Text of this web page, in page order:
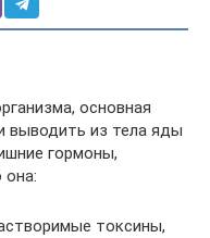
основная
выводить из тела яды
гормоны,
токсины,